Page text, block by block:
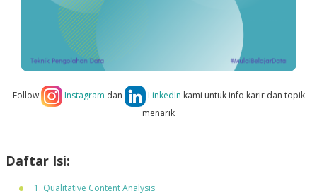
Follow Instagram dan LinkedIn kami untuk info karir dan topik
menarik
Daftar Isi:
1. Qualitative Content Analysis